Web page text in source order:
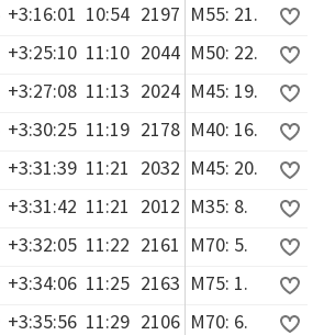
+3:16:01 10:54 2197 M55: 21.
+3:25:10 11:10 2044 M50: 22.
+3:27:08 11:13 2024 M45: 19.
+3:30:25 11:19 2178 M40: 16.
+3:31:39 11:21 2032 M45: 20.
+3:31:42 11:21 2012 M35: 8.
+3:32:05 11:22 2161 M70: 5.
+3:34:06 11:25 2163 M75: 1.
+3:35:56 11:29 2106 M70: 6.